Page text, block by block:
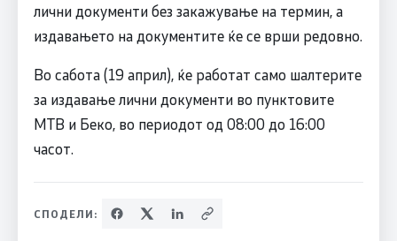
лични документи без закажување на термин, а
издавањето на документите ќе се врши редовно.
Во сабота (19 април), ќе работат само шалтерите
за издавање лични документи во пунктовите
МТВ и Беко, во периодот од 08:00 до 16:00
часот.
СПОДЕЛИ: